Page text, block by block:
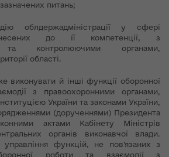
питань;
облдержадміністрації у сфері
до її компетенції, з
та контролюючими органами,
області.
виконувати й інші функції оборонної
з правоохоронними органами,
України та законами України,
(дорученнями) Президента
актами Кабінету Міністрів
органів виконавчої влади.
функцій, не пов’язаних з
роботи та взаємодії з